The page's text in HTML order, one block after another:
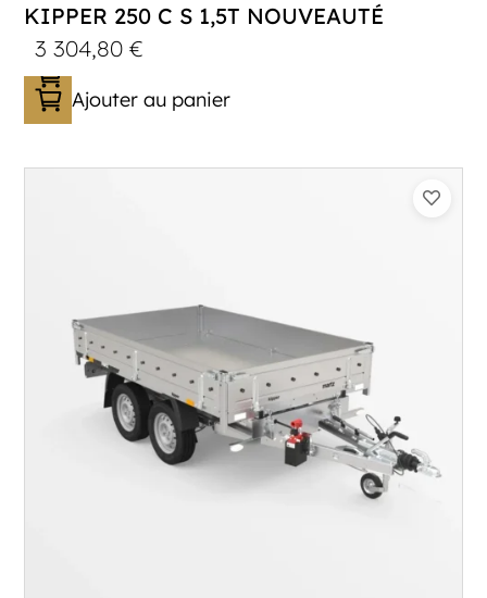
Longueur utile (mm) :2530
Plancher :Plancher en Acier
KIPPER 250 C S 1,5T NOUVEAUTÉ
3 304,80€
Ajouter au panier